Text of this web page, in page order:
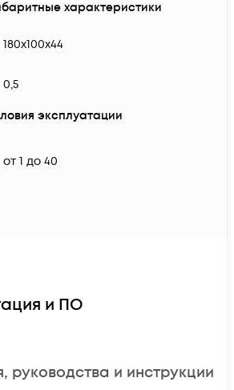
характеристики
180х100х44
0,5
эксплуатации
от 1 до 40
и ПО
руководства и инструкции